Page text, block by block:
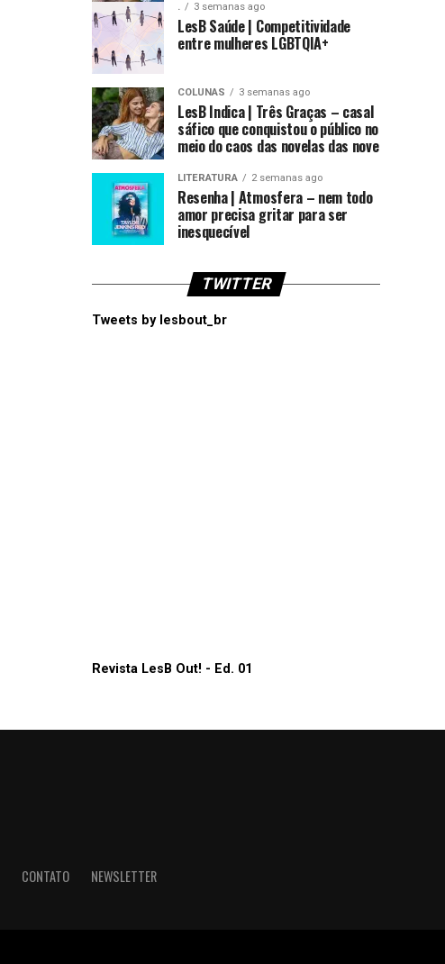
. 3 semanas ago
LesB Saúde | Competitividade
entre mulheres LGBTQIA+
COLUNAS 3 semanas ago
LesB Indica | Três Graças – casal
sáfico que conquistou o público no
meio do caos das novelas das nove
LITERATURA 2 semanas ago
Resenha | Atmosfera – nem todo
amor precisa gritar para ser
inesquecível
TWITTER
Tweets by lesbout_br
Revista LesB Out! - Ed. 01
CONTATO NEWSLETTER